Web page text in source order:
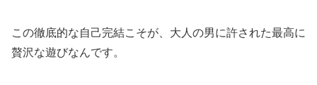
この徹底的な自己完結こそが、大人の男に許された最高に
贅沢な遊びなんです。